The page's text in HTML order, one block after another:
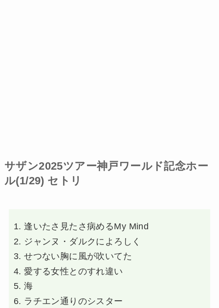
サザン2025ツアー神戸ワールド記念ホー
ル(1/29) セトリ
逢いたさ見たさ病めるMy Mind
ジャンヌ・ダルクによろしく
せつない胸に風が吹いてた
愛する女性とのすれ違い
海
ラチエン通りのシスター